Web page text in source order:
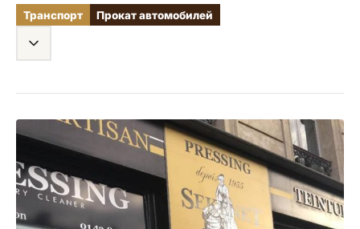
Транспорт Прокат автомобилей